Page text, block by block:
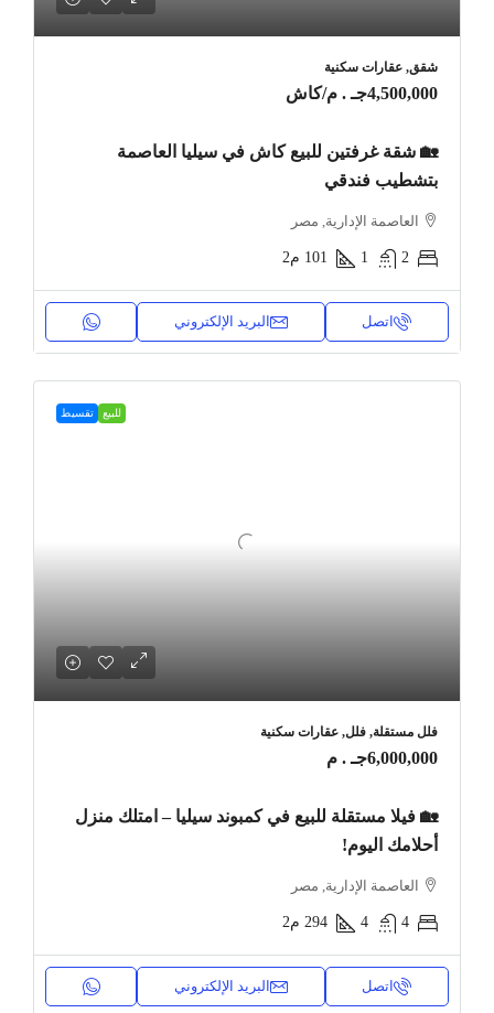
شقق, عقارات سكنية
4,500,000جـ . م /كاش
🏡 شقة غرفتين للبيع كاش في سيليا العاصمة
بتشطيب فندقي
العاصمة الإدارية, مصر
2
1
101 م2
اتصل البريد الإلكتروني
للبيع تقسيط
فلل مستقلة, فلل, عقارات سكنية
6,000,000جـ . م
🏡 فيلا مستقلة للبيع في كمبوند سيليا – امتلك منزل
أحلامك اليوم!
العاصمة الإدارية, مصر
4
4
294 م2
اتصل البريد الإلكتروني